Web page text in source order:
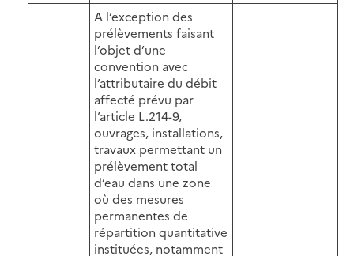
A l’exception des
prélèvements faisant
l’objet d’une
convention avec
l’attributaire du débit
affecté prévu par
l’article L.214-9,
ouvrages, installations,
travaux permettant un
prélèvement total
d’eau dans une zone
où des mesures
permanentes de
répartition quantitative
instituées, notamment